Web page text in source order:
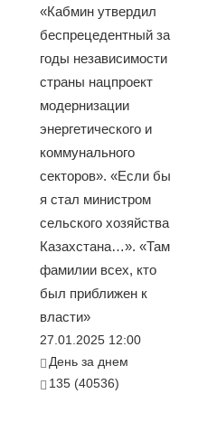
«Кабмин утвердил
беспрецедентный за
годы независимости
страны нацпроект
модернизации
энергетического и
коммунального
секторов». «Если бы
я стал министром
сельского хозяйства
Казахстана…». «Там
фамилии всех, кто
был приближен к
власти»
27.01.2025 12:00
День за днем
135 (40536)